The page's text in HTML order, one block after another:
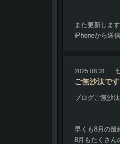
また更新しま
iPhoneから送信
2025.08.31
ご無沙汰で
ブログご無沙
早くも8月の最
8月もたくさん